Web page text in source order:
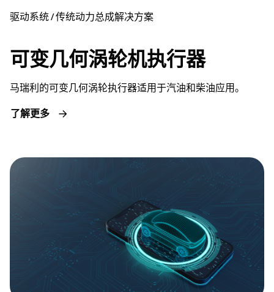
驱动系统 / 传统动力总成解决方案
可变几何涡轮机执行器
马瑞利的可变几何涡轮执行器适用于汽油和柴油应用。
了解更多